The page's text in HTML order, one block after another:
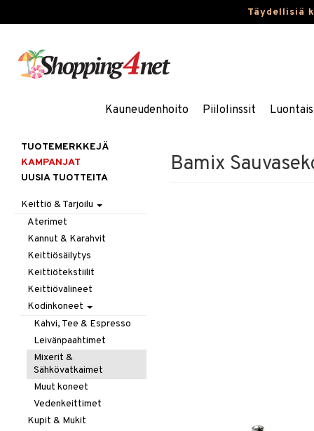
Täydellisiä
Kauneudenhoito Piilolinssit
Bamix
TUOTEMERKKEJÄ
KAMPANJAT
UUSIA TUOTTEITA
Keittiö & Tarjoilu
Aterimet
Kannut & Karahvit
Keittiösäilytys
Keittiötekstiilit
Keittiövälineet
Kodinkoneet
Kahvi, Tee & Espresso
Leivänpaahtimet
Mixerit &
Sähkövatkaimet
Muut koneet
Vedenkeittimet
Kupit & Mukit